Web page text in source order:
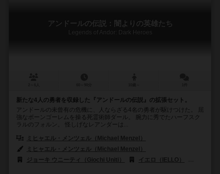
アンドールの伝説：闇よりの英雄たち
Legends of Andor: Dark Heroes
新たな4人の勇者を収録した『アンドールの伝説』の拡張セット。
アンドールの未曾有の危機に、人ならざる4名の勇者が駆けつけた。 屈
強なボーンゴーレムを操る死霊術師ダール。 腕力に秀でたハーフスク
ラルのフォルン。 怪しげなレアンダーは...
ミヒャエル・メンツェル（Michael Menzel）
ミヒャエル・メンツェル（Michael Menzel）
ジョーキ ウニーティ（Giochi Uniti）
イエロ（IELLO）